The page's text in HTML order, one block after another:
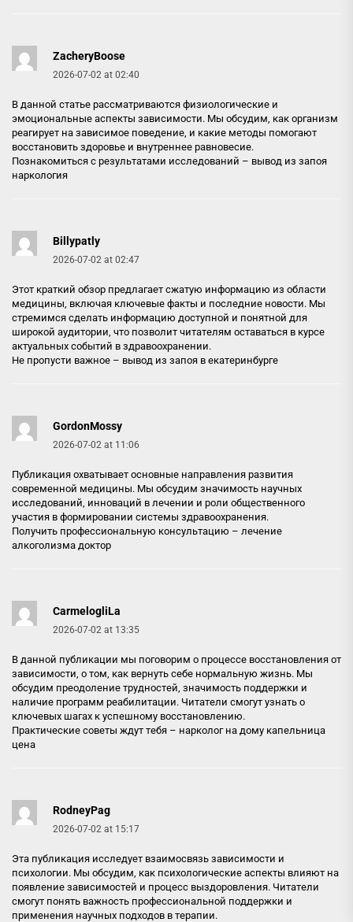
ZacheryBoose
2026-07-02 at 02:40
В данной статье рассматриваются физиологические и
эмоциональные аспекты зависимости. Мы обсудим, как организм
реагирует на зависимое поведение, и какие методы помогают
восстановить здоровье и внутреннее равновесие.
Познакомиться с результатами исследований – вывод из запоя
наркология
Billypatly
2026-07-02 at 02:47
Этот краткий обзор предлагает сжатую информацию из области
медицины, включая ключевые факты и последние новости. Мы
стремимся сделать информацию доступной и понятной для
широкой аудитории, что позволит читателям оставаться в курсе
актуальных событий в здравоохранении.
Не пропусти важное – вывод из запоя в екатеринбурге
GordonMossy
2026-07-02 at 11:06
Публикация охватывает основные направления развития
современной медицины. Мы обсудим значимость научных
исследований, инноваций в лечении и роли общественного
участия в формировании системы здравоохранения.
Получить профессиональную консультацию – лечение
алкоголизма доктор
CarmelogliLa
2026-07-02 at 13:35
В данной публикации мы поговорим о процессе восстановления от
зависимости, о том, как вернуть себе нормальную жизнь. Мы
обсудим преодоление трудностей, значимость поддержки и
наличие программ реабилитации. Читатели смогут узнать о
ключевых шагах к успешному восстановлению.
Практические советы ждут тебя – нарколог на дому капельница
цена
RodneyPag
2026-07-02 at 15:17
Эта публикация исследует взаимосвязь зависимости и
психологии. Мы обсудим, как психологические аспекты влияют на
появление зависимостей и процесс выздоровления. Читатели
смогут понять важность профессиональной поддержки и
применения научных подходов в терапии.